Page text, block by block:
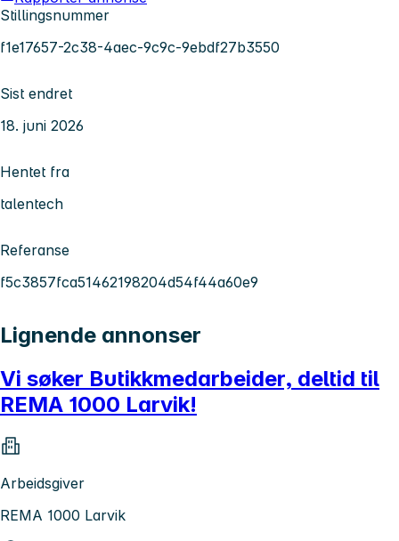
Stillingsnummer
f1e17657-2c38-4aec-9c9c-9ebdf27b3550
Sist endret
18. juni 2026
Hentet fra
talentech
Referanse
f5c3857fca51462198204d54f44a60e9
Lignende annonser
Vi søker Butikkmedarbeider, deltid til
REMA 1000 Larvik!
Arbeidsgiver
REMA 1000 Larvik